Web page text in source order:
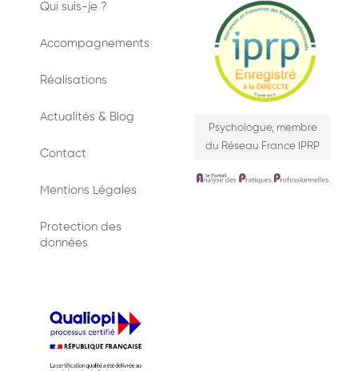
Qui suis-je ?
Accompagnements
Réalisations
Actualités & Blog
Contact
Mentions Légales
Protection des
données
Psychologue, membre
du Réseau France IPRP